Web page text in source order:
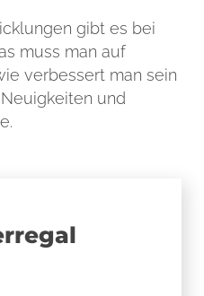
gibt es bei
muss man auf
verbessert man sein
und